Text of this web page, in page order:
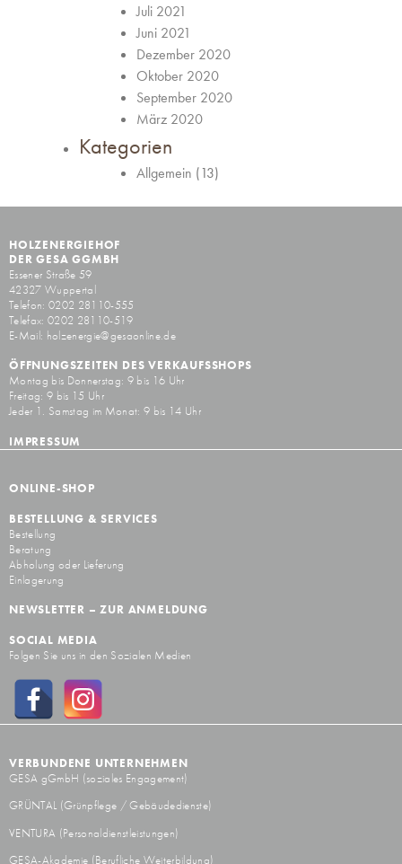
Juli 2021
Juni 2021
Dezember 2020
Oktober 2020
September 2020
März 2020
Kategorien
Allgemein (13)
HOLZENERGIEHOF
DER GESA GGMBH
Essener Straße 59
42327 Wuppertal
Telefon: 0202 28110-555
Telefax: 0202 28110-519
E-Mail: holzenergie@gesaonline.de
ÖFFNUNGSZEITEN DES VERKAUFSSHOPS
Montag bis Donnerstag: 9 bis 16 Uhr
Freitag: 9 bis 15 Uhr
Jeder 1. Samstag im Monat: 9 bis 14 Uhr
IMPRESSUM
ONLINE-SHOP
BESTELLUNG & SERVICES
Bestellung
Beratung
Abholung oder Lieferung
Einlagerung
NEWSLETTER – ZUR ANMELDUNG
SOCIAL MEDIA
Folgen Sie uns in den Sozialen Medien
VERBUNDENE UNTERNEHMEN
GESA gGmbH (soziales Engagement)
GRÜNTAL (Grünpflege / Gebäudedienste)
VENTURA (Personaldienstleistungen)
GESA-Akademie (Berufliche Weiterbildung)